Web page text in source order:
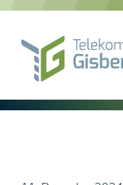
Skip